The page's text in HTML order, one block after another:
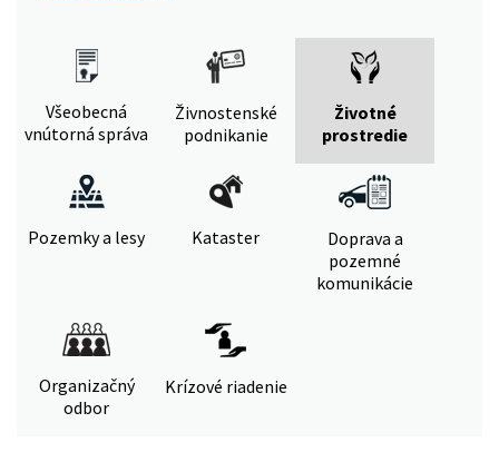
Všeobecná
vnútorná správa
Živnostenské
podnikanie
Životné
prostredie
Pozemky a lesy Kataster
Doprava a
pozemné
komunikácie
Organizačný
odbor
Krízové riadenie